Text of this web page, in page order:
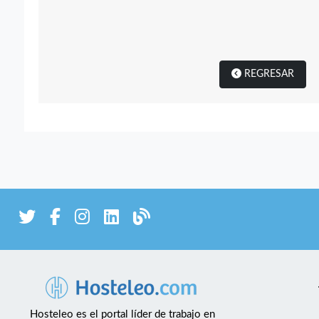
REGRESAR
Hosteleo es el portal líder de trabajo en